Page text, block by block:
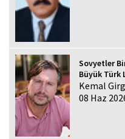
Sovyetler
Büyük Türk
Kemal
08 Haz